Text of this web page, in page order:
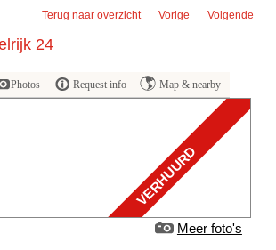
Terug naar overzicht Vorige Volgende
24
Photos Request info Map & nearby
VERHUURD
Meer foto's